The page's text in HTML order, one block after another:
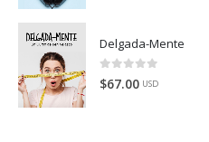
Delgada-Mente
0 de 5
$67.00 USD